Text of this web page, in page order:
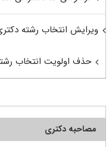
ویرایش انتخاب رشته
حذف اولویت انتخاب
مصاحبه دکتری